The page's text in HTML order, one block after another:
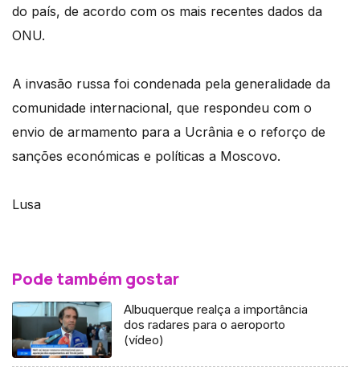
do país, de acordo com os mais recentes dados da
ONU.
A invasão russa foi condenada pela generalidade da
comunidade internacional, que respondeu com o
envio de armamento para a Ucrânia e o reforço de
sanções económicas e políticas a Moscovo.
Lusa
Pode também gostar
Albuquerque realça a importância
dos radares para o aeroporto
(vídeo)